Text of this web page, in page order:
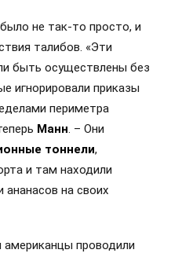
не так-то просто, и
талибов. «Эти
быть осуществлены без
игнорировали приказы
периметра
Манн. – Они
тоннели,
и там находили
на своих
американцы проводили